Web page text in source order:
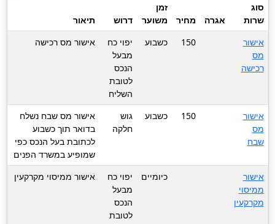
סוג
שרות
אגרה מחיר
זמן
משוער
דרוש
תיאור
אישור
מס
רכישה
150 כשבוע
יפוי כח
מבעל
הנכס
לטובת
השליח
אישור מס רכישה
אישור
מס
שבח
150 כשבוע
גוש
חלקה
אישור מס שבח נשלח
בדואר תוך כשבוע
לכתובת בעל הנכס כפי
שמופיע במשרד הפנים
אישור
ממיסוי
מקרקעין
כיומיים
יפוי כח
מבעל
הנכס
לטובת
אישור ממיסוי מקרקעין